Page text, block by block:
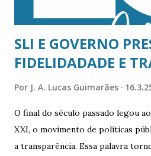
(desmembramento) desses
SLI E GOVERNO
FIDELIDADADE E
Por J. A. Lucas Guimarães
O final do século passado legou
XXI, o movimento de políticas
a transparência. Essa palavra